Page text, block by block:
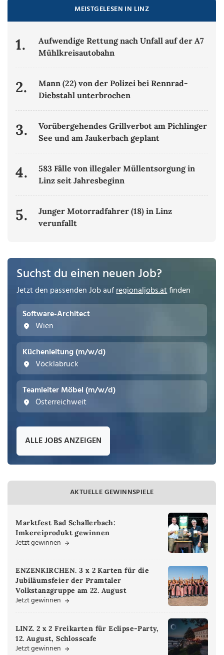
MEISTGELESEN IN LINZ
1.
Aufwendige Rettung nach Unfall auf der A7
Mühlkreisautobahn
2.
Mann (22) von der Polizei bei Rennrad-
Diebstahl unterbrochen
3.
Vorübergehendes Grillverbot am Pichlinger
See und am Jaukerbach geplant
4.
583 Fälle von illegaler Müllentsorgung in
Linz seit Jahresbeginn
5.
Junger Motorradfahrer (18) in Linz
verunfallt
Suchst du einen neuen Job?
Jetzt den passenden Job aufregionaljobs.atfinden
Software-Architect
Wien
Küchenleitung (m/w/d)
Vöcklabruck
Teamleiter Möbel (m/w/d)
Österreichweit
ALLE JOBS ANZEIGEN
AKTUELLE GEWINNSPIELE
Marktfest Bad Schallerbach:
Imkereiprodukt gewinnen
Jetzt gewinnen
ENZENKIRCHEN. 3 x 2 Karten für die
Jubiläumsfeier der Pramtaler
Volkstanzgruppe am 22. August
Jetzt gewinnen
LINZ. 2 x 2 Freikarten für Eclipse-Party,
12. August, Schlosscafe
Jetzt gewinnen